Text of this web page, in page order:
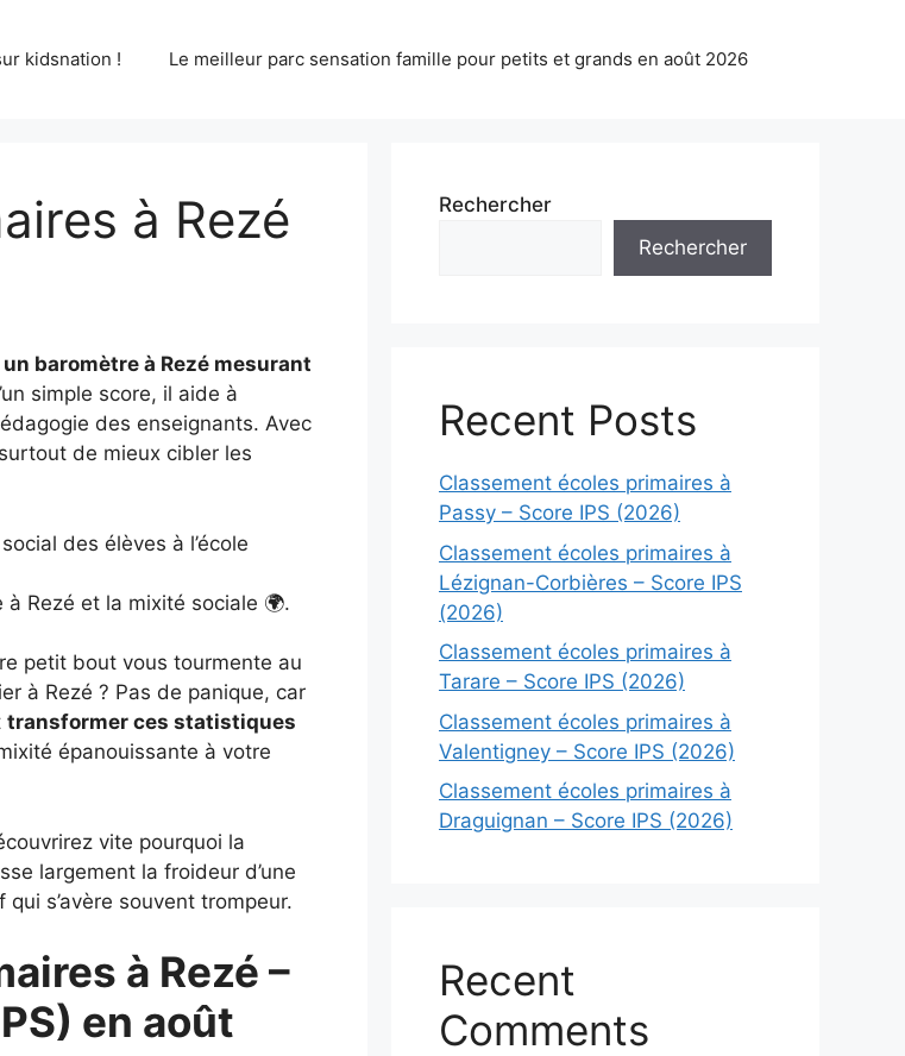
kidsnation ! Le meilleur parc sensation famille pour petits et grands en août 2026
à Rezé
baromètre à Rezé mesurant
simple score, il aide à
des enseignants. Avec
de mieux cibler les
des élèves à l’école
Rezé et la mixité sociale 🌍.
petit bout vous tourmente au
à Rezé ? Pas de panique, car
transformer ces statistiques
épanouissante à votre
vite pourquoi la
largement la froideur d’une
s’avère souvent trompeur.
à Rezé –
en août
Rechercher
Rechercher
Recent Posts
Classement écoles primaires à
Passy – Score IPS (2026)
Classement écoles primaires à
Lézignan-Corbières – Score IPS
(2026)
Classement écoles primaires à
Tarare – Score IPS (2026)
Classement écoles primaires à
Valentigney – Score IPS (2026)
Classement écoles primaires à
Draguignan – Score IPS (2026)
Recent
Comments